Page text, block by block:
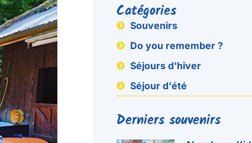
Catégories
Souvenirs
Do you remember ?
Séjours d'hiver
Séjour d'été
Derniers souvenirs